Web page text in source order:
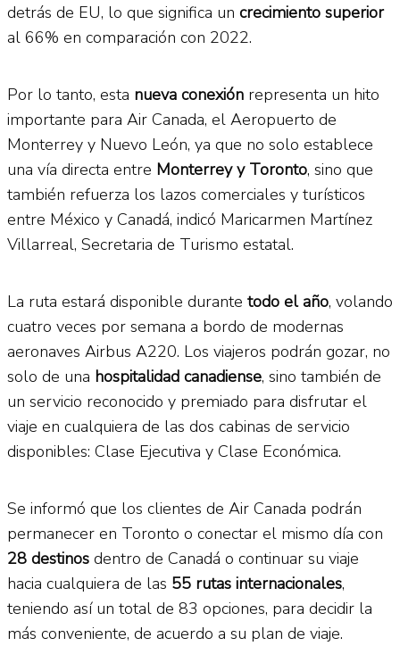
detrás de EU, lo que significa un crecimiento superior
al 66% en comparación con 2022.
Por lo tanto, esta nueva conexión representa un hito
importante para Air Canada, el Aeropuerto de
Monterrey y Nuevo León, ya que no solo establece
una vía directa entre Monterrey y Toronto, sino que
también refuerza los lazos comerciales y turísticos
entre México y Canadá, indicó Maricarmen Martínez
Villarreal, Secretaria de Turismo estatal.
La ruta estará disponible durante todo el año, volando
cuatro veces por semana a bordo de modernas
aeronaves Airbus A220. Los viajeros podrán gozar, no
solo de una hospitalidad canadiense, sino también de
un servicio reconocido y premiado para disfrutar el
viaje en cualquiera de las dos cabinas de servicio
disponibles: Clase Ejecutiva y Clase Económica.
Se informó que los clientes de Air Canada podrán
permanecer en Toronto o conectar el mismo día con
28 destinos dentro de Canadá o continuar su viaje
hacia cualquiera de las 55 rutas internacionales,
teniendo así un total de 83 opciones, para decidir la
más conveniente, de acuerdo a su plan de viaje.